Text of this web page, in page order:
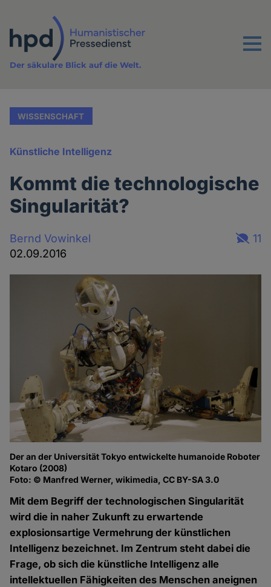
Inhalt
Menu
Der säkulare Blick auf die Welt.
WISSENSCHAFT
Künstliche Intelligenz
Kommt die technologische
Singularität?
Bernd Vowinkel
02.09.2016
11
Der an der Universität Tokyo entwickelte humanoide Roboter
Kotaro (2008)
Foto: © Manfred Werner, wikimedia, CC BY-SA 3.0
Mit dem Begriff der technologischen Singularität
wird die in naher Zukunft zu erwartende
explosionsartige Vermehrung der künstlichen
Intelligenz bezeichnet. Im Zentrum steht dabei die
Frage, ob sich die künstliche Intelligenz alle
intellektuellen Fähigkeiten des Menschen aneignen